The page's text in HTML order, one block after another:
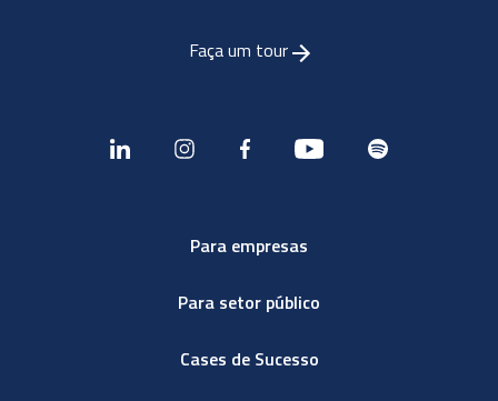
Faça um tour
Para empresas
Para setor público
Cases de Sucesso